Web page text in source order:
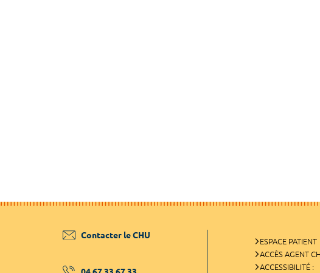
Contacter le CHU
ESPACE PATIENT
ACCÈS AGENT
ACCESSIBILITÉ :